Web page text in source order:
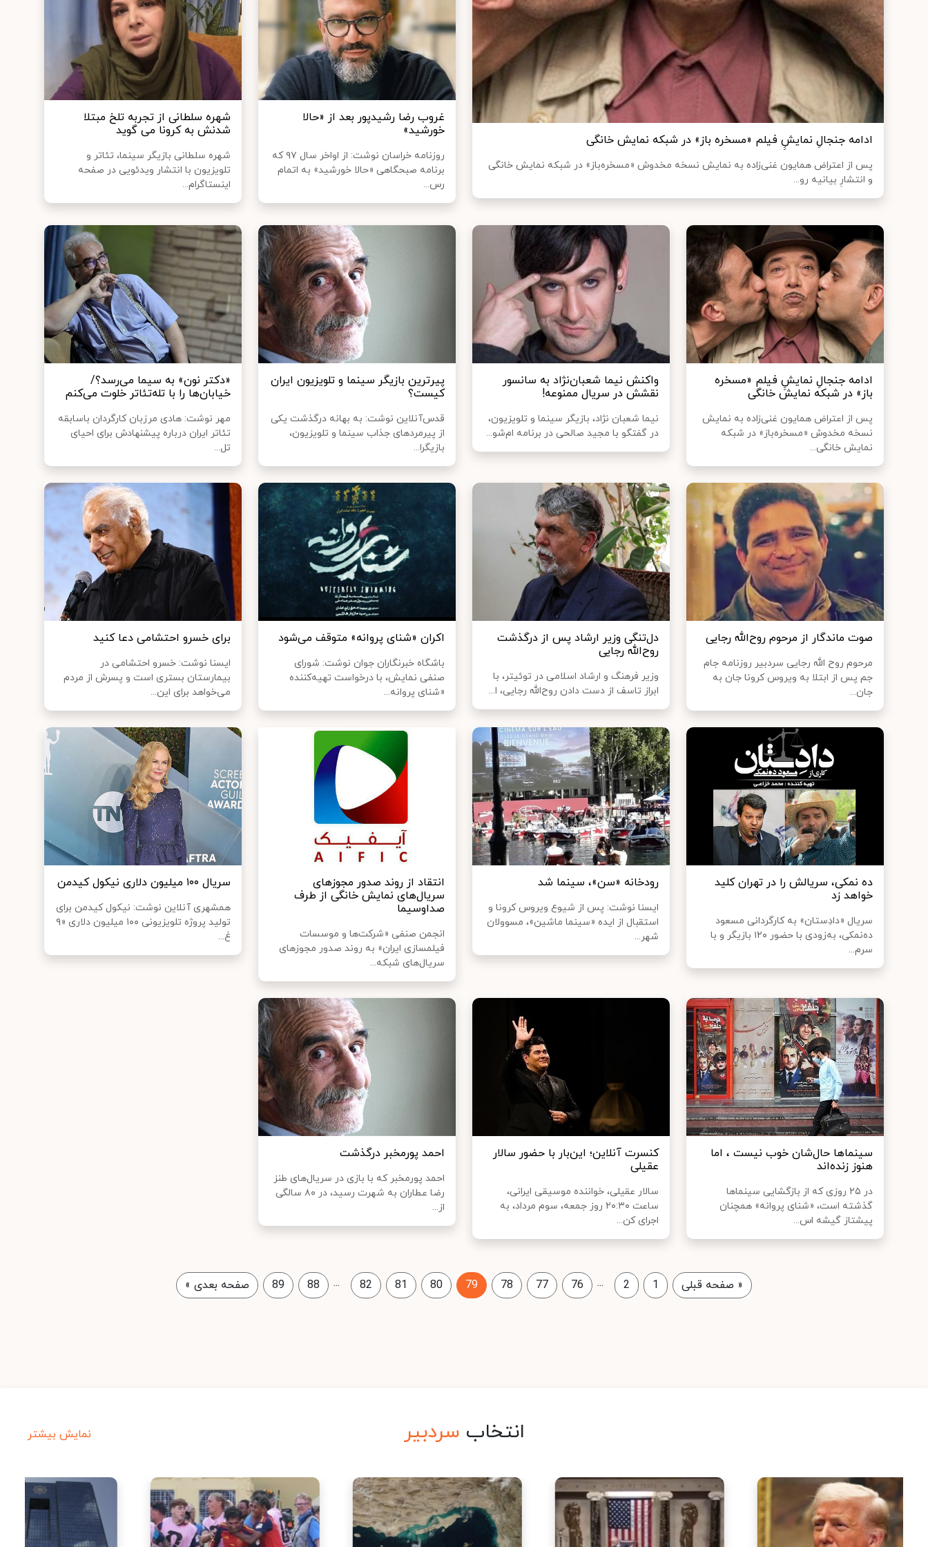
ادامه جنجالِ نمایشِِ فیلم «مسخره‌ باز» در شبکه نمایش خانگی
پس از اعتراض همایون غنی‌زاده به نمایش نسخه مخدوش «مسخره‌باز» در شبکه نمایش خانگی
و انتشارِ بیانیه رو...
غروب رضا رشیدپور بعد از «حالا
خورشید»
روزنامه خراسان نوشت: از اواخر سال ۹۷ که
برنامه صبحگاهی «حالا خورشید» به اتمام
رس...
شهره سلطانی از تجربه تلخ مبتلا
شدنش به کرونا می گوید
شهره سلطانی بازیگر سینما، تئاتر و
تلویزیون با انتشار ویدئویی در صفحه
اینستاگرام...
ادامه جنجالِ نمایشِِ فیلم «مسخره‌
باز» در شبکه نمایش خانگی
پس از اعتراض همایون غنی‌زاده به نمایش
نسخه مخدوش «مسخره‌باز» در شبکه
نمایش خانگی...
واکنش نیما شعبان‌نژاد به سانسور
نقشش در سریال ممنوعه!
نیما شعبان نژاد، بازیگر سینما و تلویزیون،
در گفتگو با مجید صالحی در برنامه ام‌شو...
پیرترین بازیگر سینما و تلویزیون ایران
کیست؟
قدس‌آنلاین نوشت: به بهانه درگذشت یکی
از پیرمردهای جذاب سینما و تلویزیون،
بازیگرا...
«دکتر نون» به سیما می‌رسد؟/
خیابان‌ها را با تله‌تئاتر خلوت می‌کنم
مهر نوشت: هادی مرزبان کارگردان باسابقه
تئاتر ایران درباره پیشنهادش برای احیای
تل...
صوت ماندگار از مرحوم روح‌الله رجایی
مرحوم روح الله رجایی سردبیر روزنامه جام
جم پس از ابتلا به ویروس کرونا جان به
جان...
دل‌تنگی وزیر ارشاد پس از درگذشت
روح‌الله رجایی
وزیر فرهنگ و ارشاد اسلامی در توئیتر، با
ابراز تاسف از دست دادن روح‌الله رجایی، ا...
اکران «شنای پروانه» متوقف می‌شود
باشگاه خبرنگاران جوان نوشت: شورای
صنفی نمایش، با درخواست تهیه‌کننده
«شنای پروانه...
برای خسرو احتشامی دعا کنید
ایسنا نوشت: خسرو احتشامی در
بیمارستان بستری است و پسرش از مردم
می‌خواهد برای این...
ده‌ نمکی، سریالش را در تهران کلید
خواهد زد
سریال «دادِستان» به کارگردانی مسعود
ده‌نمکی، به‌زودی با حضور ۱۲۰ بازیگر و با
سرم...
رودخانه «سن»، سینما شد
ایسنا نوشت: پس از شیوع ویروس کرونا و
استقبال از ایده «سینما ماشین»، مسوولان
شهر...
انتقاد از روند صدور مجوزهای
سریال‌های نمایش خانگی از طرف
صداوسیما
انجمن صنفی «شرکت‌ها و موسسات
فیلمسازی ایران» به روند صدور مجوزهای
سریال‌های شبکه...
سریال ۱۰۰ میلیون دلاری نیکول کیدمن
همشهری آنلاین نوشت: نیکول کیدمن برای
تولید پروژه تلویزیونی ۱۰۰ میلیون دلاری «۹
غ...
سینماها حال‌شان خوب نیست ، اما
هنوز زنده‌اند
در ۲۵ روزی که از بازگشایی سینماها
گذشته است، «شنای پروانه» همچنان
پیشتاز گیشه اس...
کنسرت آنلاین؛ این‌بار با حضور سالار
عقیلی
سالار عقیلی، خواننده‌ موسیقی ایرانی،
ساعت ۲۰:۳۰ روز جمعه، سوم مرداد، به
اجرای کن...
احمد پورمخبر درگذشت
احمد پورمخبر که با بازی در سریال‌های طنز
رضا عطاران به شهرت رسید، در ۸۰ سالگی
از...
« صفحه قبلی 1
2
...
76
77
78
79
80
81
82
...
88
89 صفحه بعدی »
انتخاب سردبیر نمایش بیشتر